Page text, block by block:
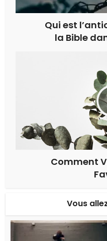
Qui est
la Bible
Comment
Vous